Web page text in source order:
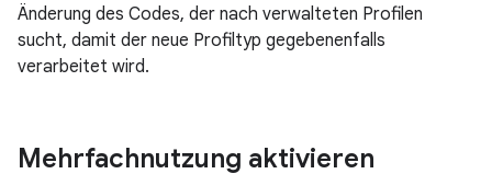
Änderung des Codes, der nach verwalteten Profilen
sucht, damit der neue Profiltyp gegebenenfalls
verarbeitet wird.
Mehrfachnutzung aktivieren